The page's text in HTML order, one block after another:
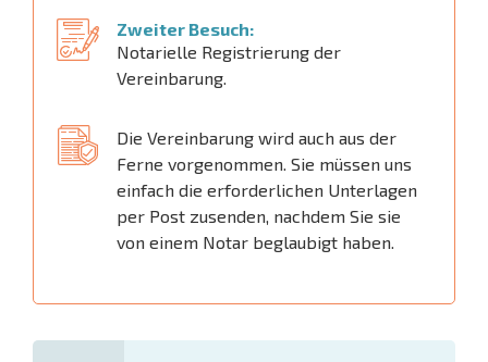
Zweiter Besuch:
Notarielle Registrierung der
Vereinbarung.
Die Vereinbarung wird auch aus der
Ferne vorgenommen. Sie müssen uns
einfach die erforderlichen Unterlagen
per Post zusenden, nachdem Sie sie
von einem Notar beglaubigt haben.